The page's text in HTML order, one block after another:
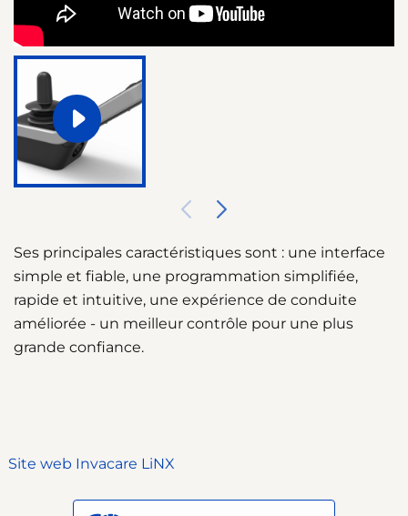
Ses principales caractéristiques sont : une interface
simple et fiable, une programmation simplifiée,
rapide et intuitive, une expérience de conduite
améliorée - un meilleur contrôle pour une plus
grande confiance.
Site web Invacare LiNX